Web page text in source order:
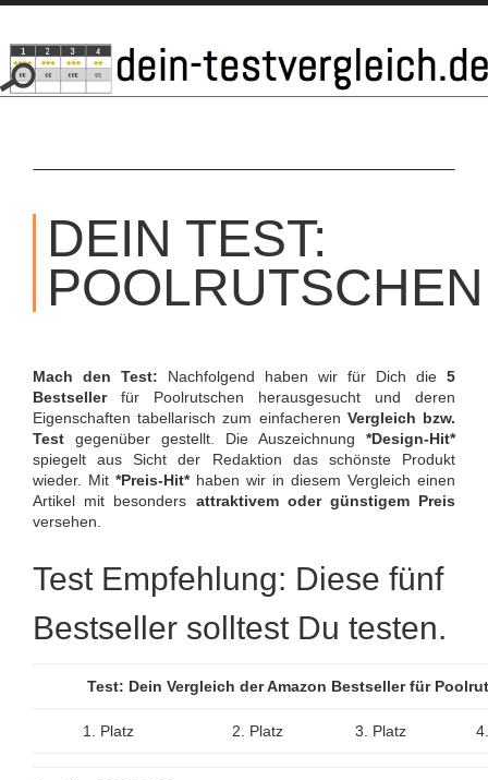
SKIP
CONTENT
DEIN TEST:
POOLRUTSCHEN
Mach den Test: Nachfolgend haben wir für Dich die 5
Bestsellerfür Poolrutschen herausgesucht und deren
Eigenschaften tabellarisch zum einfacheren Vergleich bzw.
Test gegenüber gestellt. Die Auszeichnung *Design-Hit*
spiegelt aus Sicht der Redaktion das schönste Produkt
wieder. Mit *Preis-Hit*haben wir in diesem Vergleich einen
Artikel mit besonders attraktivem oder günstigem Preis
versehen.
Test Empfehlung: Diese fünf
Bestseller solltest Du testen.
Test: Dein Vergleich der Amazon Bestseller für
1. Platz 2. Platz 3. Platz